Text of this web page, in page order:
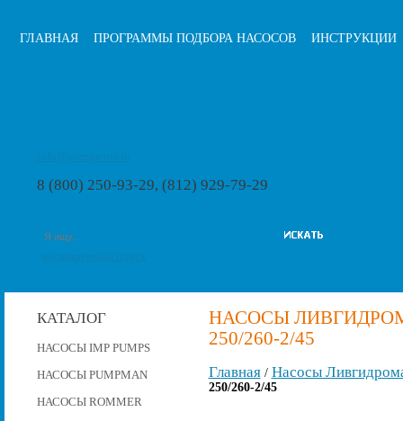
ГЛАВНАЯ ПРОГРАММЫ ПОДБОРА НАСОСОВ ИНСТРУКЦИИ
8 (800) 250-93-29, (812) 929-79-29
КАТАЛОГ
НАСОСЫ IMP PUMPS
НАСОСЫ PUMPMAN
НАСОСЫ ROMMER
НАСОСЫ
250/260-2/45
Главная/ Насосы
250/260-2/45